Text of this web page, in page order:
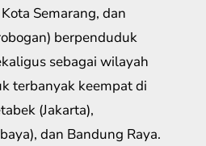
Semarang, dan
berpenduduk
sebagai wilayah
terbanyak keempat di
(Jakarta),
dan Bandung Raya.